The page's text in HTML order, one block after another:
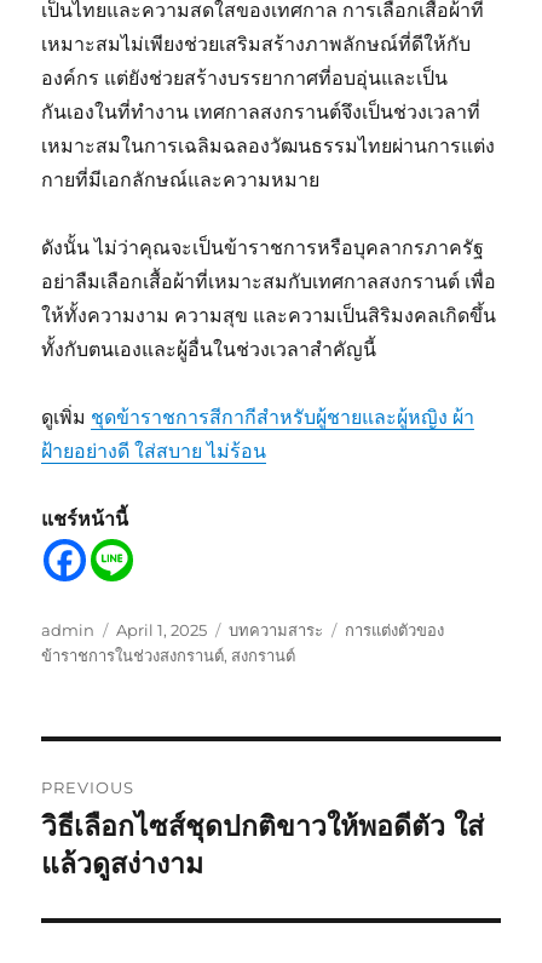
เป็นไทยและความสดใสของเทศกาล การเลือกเสื้อผ้าที่
เหมาะสมไม่เพียงช่วยเสริมสร้างภาพลักษณ์ที่ดีให้กับ
องค์กร แต่ยังช่วยสร้างบรรยากาศที่อบอุ่นและเป็น
กันเองในที่ทำงาน เทศกาลสงกรานต์จึงเป็นช่วงเวลาที่
เหมาะสมในการเฉลิมฉลองวัฒนธรรมไทยผ่านการแต่ง
กายที่มีเอกลักษณ์และความหมาย
ดังนั้น ไม่ว่าคุณจะเป็นข้าราชการหรือบุคลากรภาครัฐ
อย่าลืมเลือกเสื้อผ้าที่เหมาะสมกับเทศกาลสงกรานต์ เพื่อ
ให้ทั้งความงาม ความสุข และความเป็นสิริมงคลเกิดขึ้น
ทั้งกับตนเองและผู้อื่นในช่วงเวลาสำคัญนี้
ดูเพิ่ม ชุดข้าราชการสีกากีสำหรับผู้ชายและผู้หญิง ผ้า
ฝ้ายอย่างดี ใส่สบาย ไม่ร้อน
แชร์หน้านี้
Author
admin
Posted
on
April 1, 2025 Categories
บทความสาระ Tags
การแต่งตัวของ
ข้าราชการในช่วงสงกรานต์, สงกรานต์
navigation
PREVIOUS
Previous
post:
วิธีเลือกไซส์ชุดปกติขาวให้พอดีตัว ใส่
แล้วดูสง่างาม